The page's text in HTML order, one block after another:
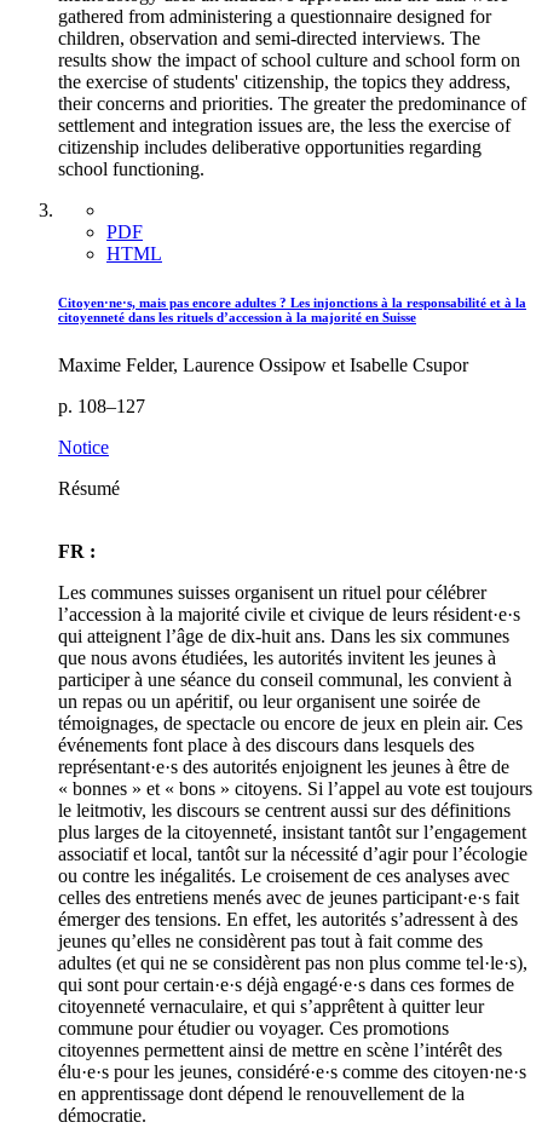
gathered from administering a questionnaire designed for
children, observation and semi-directed interviews. The
results show the impact of school culture and school form on
the exercise of students' citizenship, the topics they address,
their concerns and priorities. The greater the predominance of
settlement and integration issues are, the less the exercise of
citizenship includes deliberative opportunities regarding
school functioning.
PDF
HTML
Citoyen·ne·s, mais pas encore adultes ? Les injonctions à la responsabilité et à la
citoyenneté dans les rituels d’accession à la majorité en Suisse
Maxime Felder, Laurence Ossipow et Isabelle Csupor
p. 108–127
Notice
Résumé
FR :
Les communes suisses organisent un rituel pour célébrer
l’accession à la majorité civile et civique de leurs résident·e·s
qui atteignent l’âge de dix-huit ans. Dans les six communes
que nous avons étudiées, les autorités invitent les jeunes à
participer à une séance du conseil communal, les convient à
un repas ou un apéritif, ou leur organisent une soirée de
témoignages, de spectacle ou encore de jeux en plein air. Ces
événements font place à des discours dans lesquels des
représentant·e·s des autorités enjoignent les jeunes à être de
« bonnes » et « bons » citoyens. Si l’appel au vote est toujours
le leitmotiv, les discours se centrent aussi sur des définitions
plus larges de la citoyenneté, insistant tantôt sur l’engagement
associatif et local, tantôt sur la nécessité d’agir pour l’écologie
ou contre les inégalités. Le croisement de ces analyses avec
celles des entretiens menés avec de jeunes participant·e·s fait
émerger des tensions. En effet, les autorités s’adressent à des
jeunes qu’elles ne considèrent pas tout à fait comme des
adultes (et qui ne se considèrent pas non plus comme tel·le·s),
qui sont pour certain·e·s déjà engagé·e·s dans ces formes de
citoyenneté vernaculaire, et qui s’apprêtent à quitter leur
commune pour étudier ou voyager. Ces promotions
citoyennes permettent ainsi de mettre en scène l’intérêt des
élu·e·s pour les jeunes, considéré·e·s comme des citoyen·ne·s
en apprentissage dont dépend le renouvellement de la
démocratie.